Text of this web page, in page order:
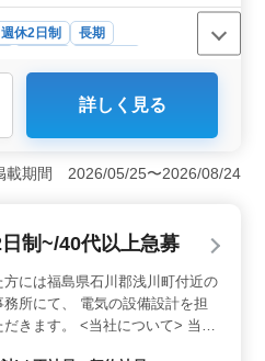
週休2日制
長期
「土日祝休
で、働きやすい環境が整って
なため、プライベートの時
や趣味との両立を目指す方
に50代以上の社員がいる点
馴染みやすく、年齢を重ね
っています。再スタートを
キルを活か
詳しく見る
載期間 2026/05/25〜2026/08/24
制~/40代以上急募
方には福島県石川郡浅川町付近の
所にて、 電気の設備設計を担
きます。 <当社について> 当社